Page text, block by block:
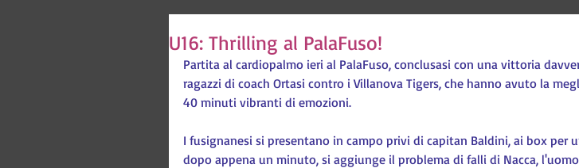
U16: Thrilling al PalaFuso!
Partita al cardiopalmo ieri al PalaFuso, conclusasi con una vittoria
ragazzi di coach Ortasi contro i Villanova Tigers, che hanno avuto la
40 minuti vibranti di emozioni.
I fusignanesi si presentano in campo privi di capitan Baldini, ai box per
dopo appena un minuto, si aggiunge il problema di falli di Nacca,